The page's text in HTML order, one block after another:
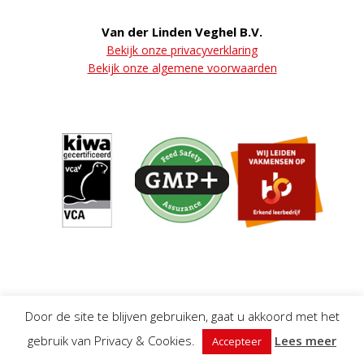
Van der Linden Veghel B.V.
Bekijk onze privacyverklaring
Bekijk onze algemene voorwaarden
Door de site te blijven gebruiken, gaat u akkoord met het
gebruik van Privacy & Cookies.
Accepteer Lees meer